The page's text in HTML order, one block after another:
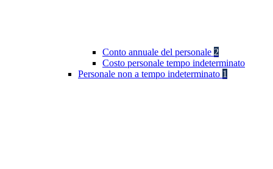
Conto annuale del personale 2
Costo personale tempo indeterminato
Personale non a tempo indeterminato 1